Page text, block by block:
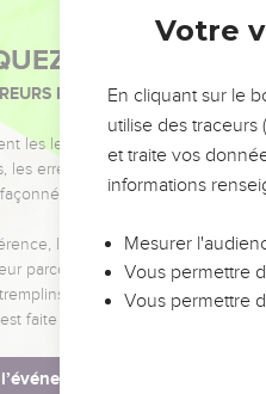
PAS
POUVAIENT VOUS
les leaders pour leurs réussites,
les erreurs et les saisons difficiles
leaders, entrepreneurs, et
parcours et les clés pour
Que vous guidiez un
faite pour vous.
Votre
En cliquant sur le
utilise des
et traite vos
informations
Mesurer
Vous permettre
Vous permettre